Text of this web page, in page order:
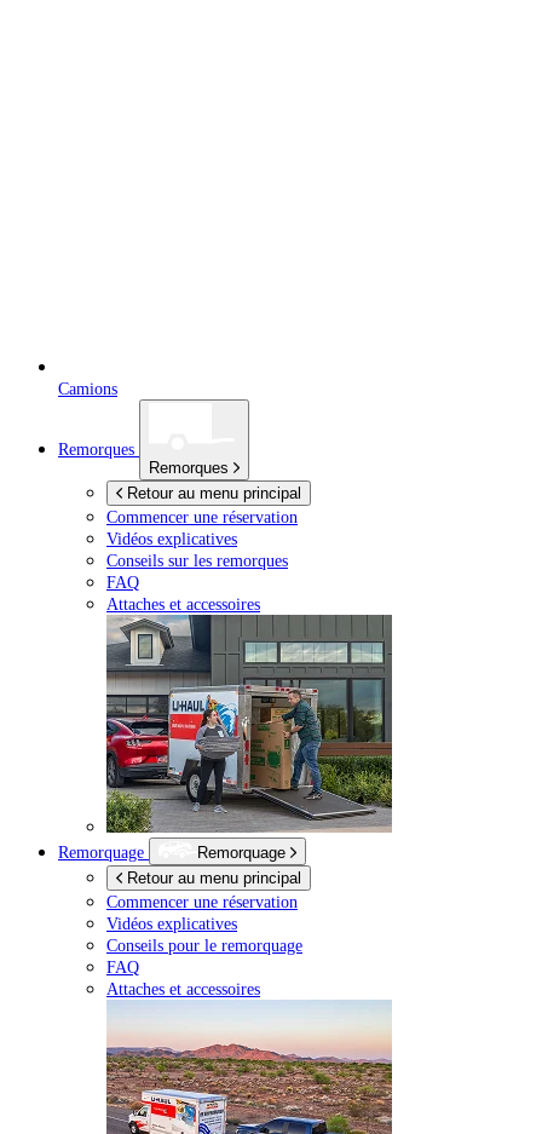
Camions
Remorques
Remorques
Retour au menu principal
Commencer une réservation
Vidéos explicatives
Conseils sur les remorques
FAQ
Attaches et accessoires
Remorquage
Remorquage
Retour au menu principal
Commencer une réservation
Vidéos explicatives
Conseils pour le remorquage
FAQ
Attaches et accessoires